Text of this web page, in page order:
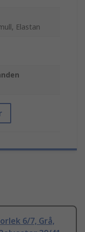
Elastan
6/7, Grå,